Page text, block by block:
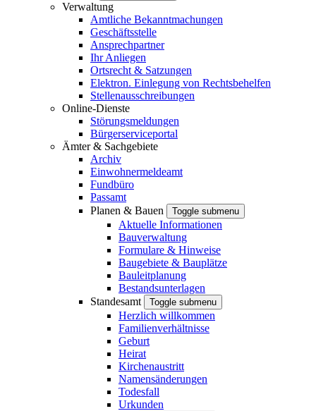
Verwaltung
Amtliche Bekanntmachungen
Geschäftsstelle
Ansprechpartner
Ihr Anliegen
Ortsrecht & Satzungen
Elektron. Einlegung von Rechtsbehelfen
Stellenausschreibungen
Online-Dienste
Störungsmeldungen
Bürgerserviceportal
Ämter & Sachgebiete
Archiv
Einwohnermeldeamt
Fundbüro
Passamt
Planen & Bauen
Toggle submenu
Aktuelle Informationen
Bauverwaltung
Formulare & Hinweise
Baugebiete & Bauplätze
Bauleitplanung
Bestandsunterlagen
Standesamt
Toggle submenu
Herzlich willkommen
Familienverhältnisse
Geburt
Heirat
Kirchenaustritt
Namensänderungen
Todesfall
Urkunden